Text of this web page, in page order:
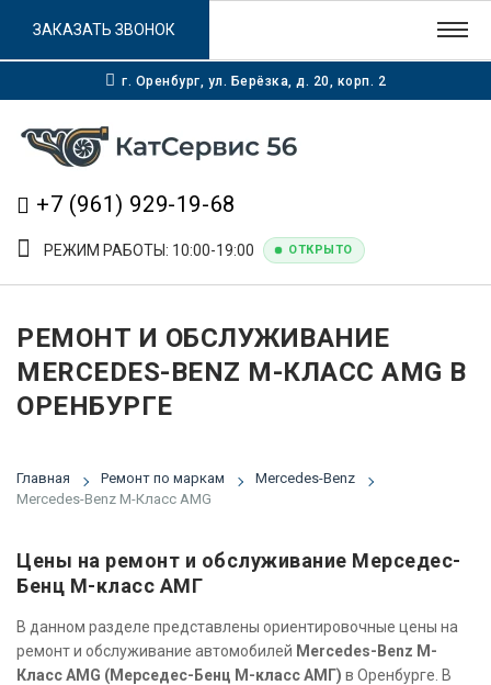
г. Оренбург, ул. Берёзка, д. 20, корп. 2
+7 (961) 929-19-68
РЕЖИМ РАБОТЫ: 10:00-19:00 ОТКРЫТО
ЗАКАЗАТЬ ЗВОНОК
РЕМОНТ И ОБСЛУЖИВАНИЕ
MERCEDES-BENZ M-КЛАСС AMG В
ОРЕНБУРГЕ
Главная Ремонт по маркам
Mercedes-Benz
Mercedes-Benz M-Класс AMG
Цены на ремонт и обслуживание Мерседес-
Бенц М-класс АМГ
В данном разделе представлены ориентировочные цены на
ремонт и обслуживание автомобилей Mercedes-Benz M-
Класс AMG (Мерседес-Бенц М-класс АМГ) в Оренбурге. В